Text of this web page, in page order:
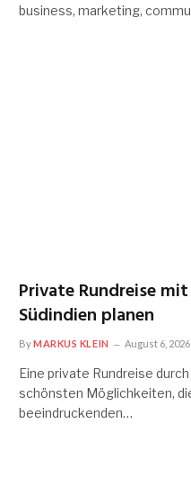
business, marketing,
Private Rundreise
Südindien planen
ByMARKUS KLEIN August 6, 2026
Eine private Rundreise
schönsten Möglichkeiten,
beeindruckenden…